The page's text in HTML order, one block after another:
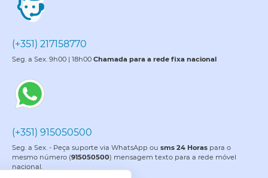
(+351) 217158770
Seg. a Sex. 9h00 | 18h00 Chamada para a rede fixa nacional
(+351) 915050500
Seg. a Sex. - Peça suporte via WhatsApp ou sms 24 Horas para o
mesmo número (915050500) mensagem texto para a rede móvel
nacional.